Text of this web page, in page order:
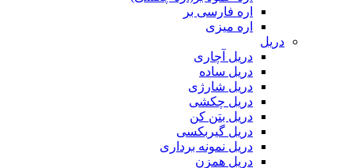
اره فارسی بر
اره میزی
دریل
دریل آچاری
دریل ساده
دریل شارژی
دریل چکشی
دریل بتن کن
دریل گیربکسی
دریل نمونه برداری
دریل همزن